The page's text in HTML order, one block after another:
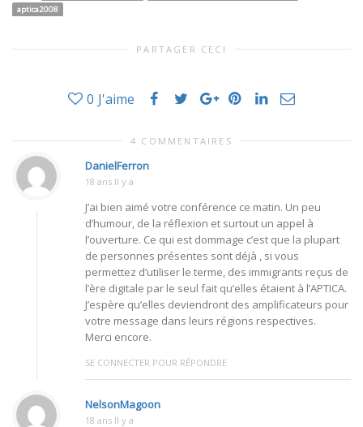
aptica2008
PARTAGER CECI
0 J'aime
4 COMMENTAIRES
DanielFerron
18 ans Il y a
J’ai bien aimé votre conférence ce matin. Un peu
d’humour, de la réflexion et surtout un appel à
l’ouverture. Ce qui est dommage c’est que la plupart
de personnes présentes sont déjà , si vous
permettez d’utiliser le terme, des immigrants reçus de
l’ère digitale par le seul fait qu’elles étaient à l’APTICA.
J’espère qu’elles deviendront des amplificateurs pour
votre message dans leurs régions respectives.
Merci encore.
SE CONNECTER POUR RÉPONDRE
NelsonMagoon
18 ans Il y a